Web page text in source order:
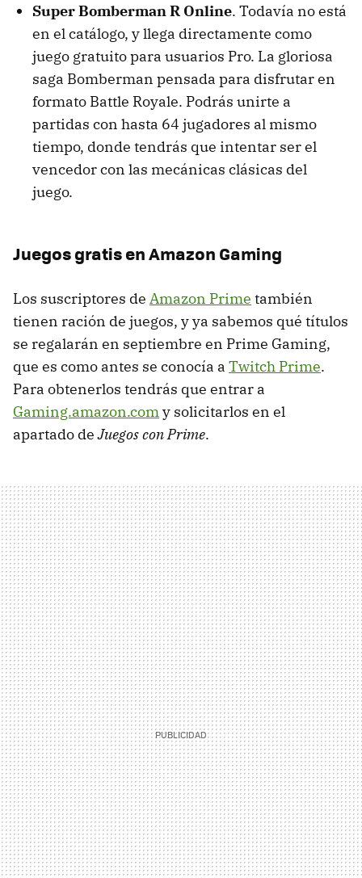
Super Bomberman R Online. Todavía no está
en el catálogo, y llega directamente como
juego gratuito para usuarios Pro. La gloriosa
saga Bomberman pensada para disfrutar en
formato Battle Royale. Podrás unirte a
partidas con hasta 64 jugadores al mismo
tiempo, donde tendrás que intentar ser el
vencedor con las mecánicas clásicas del
juego.
Juegos gratis en Amazon Gaming
Los suscriptores de Amazon Prime también
tienen ración de juegos, y ya sabemos qué títulos
se regalarán en septiembre en Prime Gaming,
que es como antes se conocía a Twitch Prime.
Para obtenerlos tendrás que entrar a
Gaming.amazon.com y solicitarlos en el
apartado deJuegos con Prime.